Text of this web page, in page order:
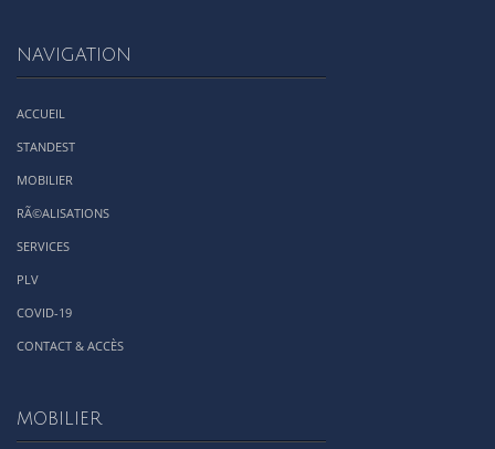
NAVIGATION
ACCUEIL
STANDEST
MOBILIER
RÃ©ALISATIONS
SERVICES
PLV
COVID-19
CONTACT & ACCÈS
MOBILIER